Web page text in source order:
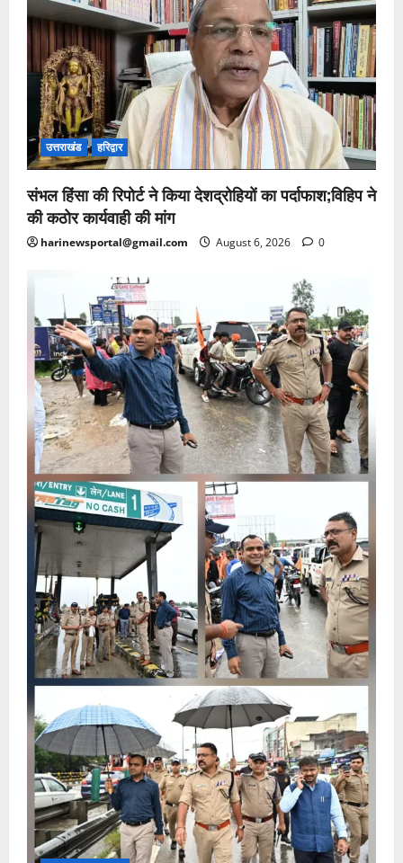
उत्तराखंड हरिद्वार
संभल हिंसा की रिपोर्ट ने किया देशद्रोहियों का पर्दाफाश;विहिप ने
की कठोर कार्यवाही की मांग
harinewsportal@gmail.com August 6, 2026 0